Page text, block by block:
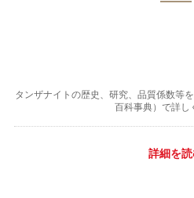
タンザナイトの歴史、研究、品質係数等
百科事典）で詳し
詳細を